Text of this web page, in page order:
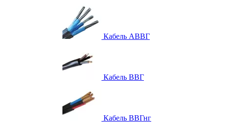
Кабель АВВГ
Кабель ВВГ
Кабель ВВГнг